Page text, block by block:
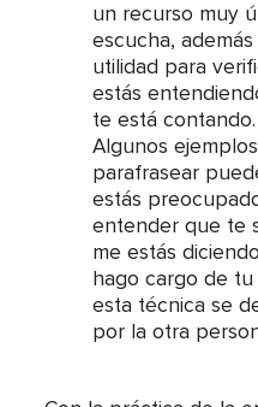
un recurso muy
escucha,
utilidad para
estás
te está contando.
Algunos
parafrasear
estás
entender que te
me estás
hago cargo de tu
esta técnica se
por la otra